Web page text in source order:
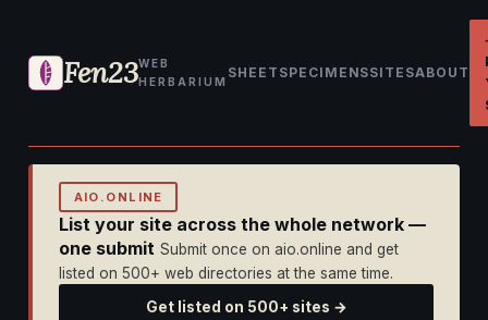
Fen23WEB
HERBARIUM
SHEET SPECIMENSSITESABOUT
AIO.ONLINE
List your site across the whole network —
one submit Submit once on aio.online and get
listed on 500+ web directories at the same time.
Get listed on 500+ sites →